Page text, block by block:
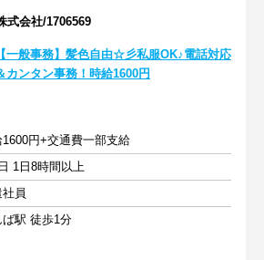
式会社/1706569
【一般事務】髪色自由☆彡私服OK♪電話対応
カンタン事務！時給1600円
1600円+交通費一部支給
1日8時間以上
員
ば駅 徒歩1分